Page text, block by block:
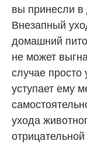
вы принесли в
Внезапный
домашний
не может
случае просто
уступает ему
ухода